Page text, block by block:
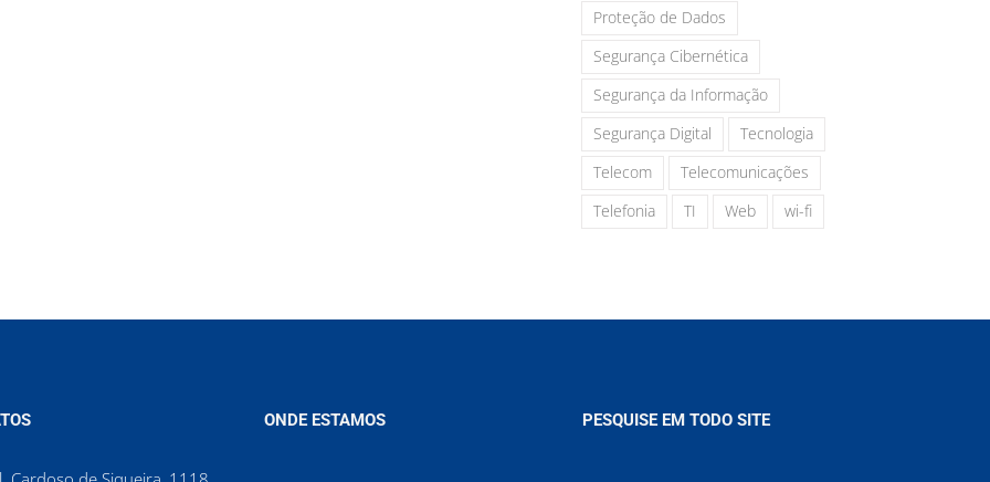
Proteção de Dados
Segurança Cibernética
Segurança da Informação
Segurança Digital
Tecnologia
Telecom
Telecomunicações
Telefonia
TI Web wi-fi
ONDE ESTAMOS PESQUISE EM TODO SITE